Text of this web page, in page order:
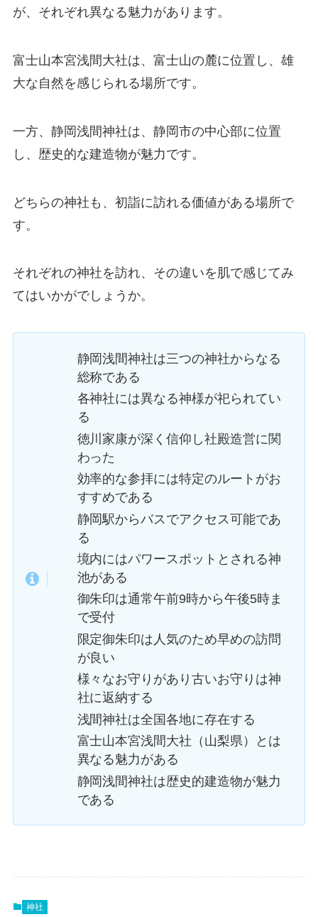
が、それぞれ異なる魅力があります。
富士山本宮浅間大社は、富士山の麓に位置し、雄
大な自然を感じられる場所です。
一方、静岡浅間神社は、静岡市の中心部に位置
し、歴史的な建造物が魅力です。
どちらの神社も、初詣に訪れる価値がある場所で
す。
それぞれの神社を訪れ、その違いを肌で感じてみ
てはいかがでしょうか。
静岡浅間神社は三つの神社からなる
総称である
各神社には異なる神様が祀られてい
る
徳川家康が深く信仰し社殿造営に関
わった
効率的な参拝には特定のルートがお
すすめである
静岡駅からバスでアクセス可能であ
る
境内にはパワースポットとされる神
池がある
御朱印は通常午前9時から午後5時ま
で受付
限定御朱印は人気のため早めの訪問
が良い
様々なお守りがあり古いお守りは神
社に返納する
浅間神社は全国各地に存在する
富士山本宮浅間大社（山梨県）とは
異なる魅力がある
静岡浅間神社は歴史的建造物が魅力
である
神社